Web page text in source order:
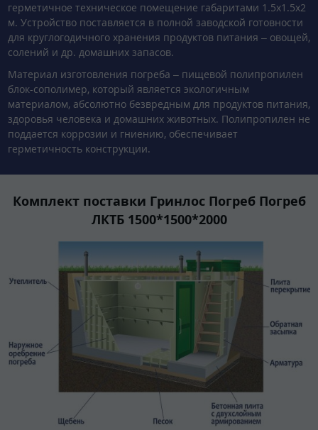
герметичное техническое помещение габаритами 1.5х1.5х2
м. Устройство поставляется в полной заводской готовности
для круглогодичного хранения продуктов питания – овощей,
солений и др. домашних запасов.
Материал изготовления погреба – пищевой полипропилен
блок-сополимер, который является экологичным
материалом, абсолютно безвредным для продуктов питания,
здоровья человека и домашних животных. Полипропилен не
поддается коррозии и гниению, обеспечивает
герметичность конструкции.
Комплект поставки Гринлос Погреб Погреб
ЛКТБ 1500*1500*2000